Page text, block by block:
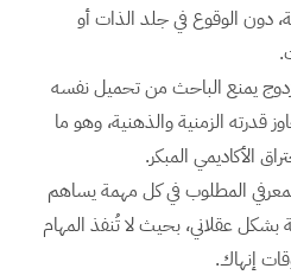
دون الوقوع في جلد الذات أو
يمنع الباحث من تحميل نفسه
قدرته الزمنية والذهنية، وهو ما
الأكاديمي المبكر.
المطلوب في كل مهمة يساهم
بشكل عقلاني، بحيث لا تُنفذ المهام
إنهاك.